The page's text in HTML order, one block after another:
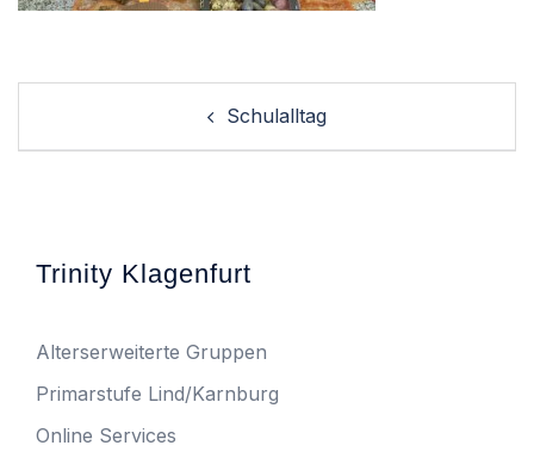
Schulalltag
Trinity Klagenfurt
Alterserweiterte Gruppen
Primarstufe Lind/Karnburg
Online Services